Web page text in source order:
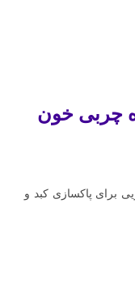
چربی خون
برای پاکسازی کبد و